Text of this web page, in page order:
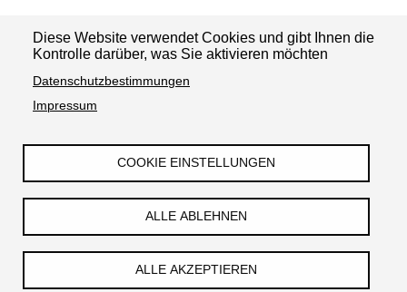
Diese Website verwendet Cookies und gibt Ihnen die
Kontrolle darüber, was Sie aktivieren möchten
Datenschutzbestimmungen
Impressum
COOKIE EINSTELLUNGEN
ALLE ABLEHNEN
ALLE AKZEPTIEREN
News teilen:
Impressum Datenschutzerklärung
Barrierefreiheit
Kontakt
© TGZ Halle Technologie- und Gründerzentrum Halle GmbH